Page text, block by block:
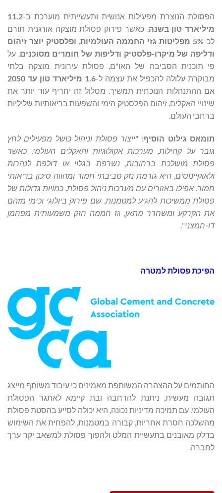
הפסולת הנוצרת מפעילות אנושית ותעשייתית מוערכת ב-11.2
מיליארד טון בשנה, כאשר פירוק פסולת מוצקה אורגנית תורם
לכ-5% מפליטות גזי החממה העולמיות , ופלסטיק יוצר זיהום
ודליפה של מיקרו-פלסטיק ודליפות של חומרים מסוכנים. על
פי תוכנית הסביבה של האו"ם, פסולת עירונית מוצקה בלתי
מבוקרת עלולה להכפיל את עצמה ל-1.6 מיליארד טון עד 2050
אם ההתנהלות הנוכחית תמשיך. מסלול זה יחריף עוד יותר את
שינויי האקלים, זיהום הפלסטיק הימי והשפעות בריאותיות שליליות
ברחבי העולם.
תומאס גילוט הוסיף: "ייצור פסולת וניהול כושל מפעילים לחץ
גובר על קהילות, מערכות אקולוגיות והאקלים העולמי. כאשר
פסולת מושלכת ברחובות, נשרפת בגלוי או דולפת לנהרות
ולאוקיינוסים, היא גורמת נזק סביבתי חמור ומהווה סיכון בריאותי
חמור. אפילו באזורים עם מערכות ניהול פסולת, כמויות גדולות של
פסולת ממשיכות להגיע למטמנות, שם פירוק ביולוגי וכימי מזהם
את הקרקע ומשחרר מתאן, גז חממה חזק משמעותית מפחמן
דו-חמצני".
הפיכת פסולת למטרה
החותמים על ההצהרה המשותפת מאמינים כי עיבוד משותף מייצג
תגובה מעשית, ניתנת להרחבה ובת קיימא לאתגר הפסולת
העולמי. עם תמיכה מדיניות נכונה, היא יכולה לסייע בהסטת פסולת
מהשלכה חסרת אחריות, קבורה במטמנות, להפחית את השימוש
בדלק מאובנים בתעשיית המלט ולהפוך פסולת למשאב יקר ערך
לחברה.